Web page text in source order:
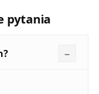
pytania